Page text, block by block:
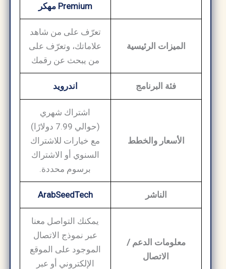
Premium مهكر
الميزات الرئيسية
تعرّف على من شاهد
علاماتك، وتعرّف على
من يبحث عن رقمك
فئة البرنامج اندرويد
الأسعار والخطط
اشتراك شهري
(حوالي 7.99 دولارًا)
مع خيارات للاشتراك
السنوي أو الاشتراك
برسوم محددة.
الناشر ArabSeedTech
معلومات الدعم /
الاتصال
يمكنك التواصل معنا
عبر نموذج الاتصال
الموجود على الموقع
الإلكتروني أو عبر